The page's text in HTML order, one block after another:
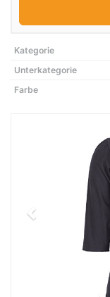
Kategorie
Unterkategorie
Farbe